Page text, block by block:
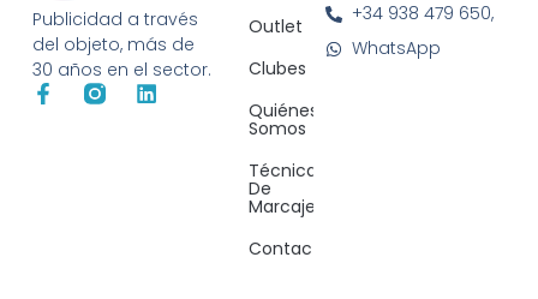
Publicidad a través
del objeto, más de
30 años en el sector.
Outlet
Clubes
Quiénes
Somos
Técnicas
De
Marcaje
Contacto
+34 938 479 650,
WhatsApp